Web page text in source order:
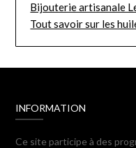
Bijouterie artisanale
Tout savoir sur les
INFORMATION
Ce site participe à des